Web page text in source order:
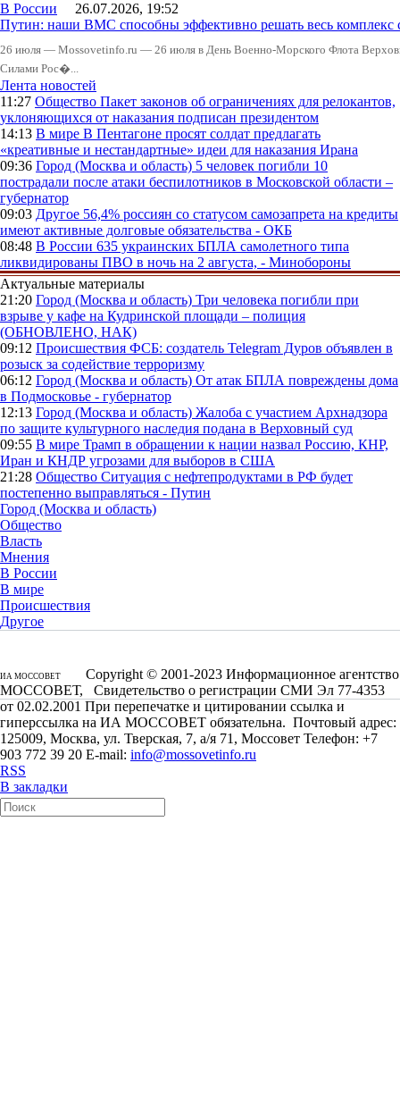
В России 26.07.2026, 19:52
Путин: наши ВМС способны эффективно решать весь комплекс
26 июля — Mossovetinfo.ru — 26 июля в День Военно-Морского Флота
Силами Рос�...
Лента новостей
11:27 Общество Пакет законов об ограничениях для релокантов,
уклоняющихся от наказания подписан президентом
14:13 В мире В Пентагоне просят солдат предлагать
«креативные и нестандартные» идеи для наказания Ирана
09:36 Город (Москва и область) 5 человек погибли 10
пострадали после атаки беспилотников в Московской области –
губернатор
09:03 Другое 56,4% россиян со статусом самозапрета на кредиты
имеют активные долговые обязательства - ОКБ
08:48 В России 635 украинских БПЛА самолетного типа
ликвидированы ПВО в ночь на 2 августа, - Минобороны
Актуальные материалы
21:20 Город (Москва и область) Три человека погибли при
взрыве у кафе на Кудринской площади – полиция
(ОБНОВЛЕНО, НАК)
09:12 Происшествия ФСБ: создатель Telegram Дуров объявлен в
розыск за содействие терроризму
06:12 Город (Москва и область) От атак БПЛА повреждены дома
в Подмосковье - губернатор
12:13 Город (Москва и область) Жалоба с участием Архнадзора
по защите культурного наследия подана в Верховный суд
09:55 В мире Трамп в обращении к нации назвал Россию, КНР,
Иран и КНДР угрозами для выборов в США
21:28 Общество Ситуация с нефтепродуктами в РФ будет
постепенно выправляться - Путин
Город (Москва и область)
Общество
Власть
Мнения
В России
В мире
Происшествия
Другое
ИА МОССОВЕТ
Copyright © 2001-2023 Информационное агентство
МОССОВЕТ, Свидетельство о регистрации СМИ Эл 77-4353
от 02.02.2001 При перепечатке и цитировании ссылка и
гиперссылка на ИА МОССОВЕТ обязательна. Почтовый адрес:
125009, Москва, ул. Тверская, 7, а/я 71, Моссовет Телефон: +7
903 772 39 20 E-mail: info@mossovetinfo.ru
RSS
В закладки